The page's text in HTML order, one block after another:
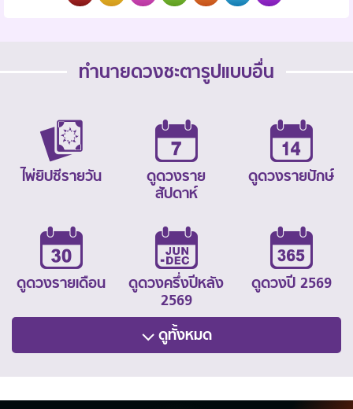
ทำนายดวงชะตารูปแบบอื่น
ไพ่ยิปซีรายวัน
ดูดวงราย
สัปดาห์
ดูดวงรายปักษ์
ดูดวงรายเดือน
ดูดวงครึ่งปีหลัง
2569
ดูดวงปี 2569
ดูทั้งหมด